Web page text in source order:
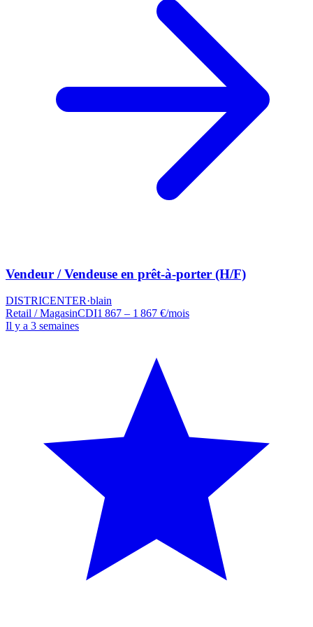
Vendeur / Vendeuse en prêt-à-porter (H/F)
DISTRICENTER·blain
Retail / MagasinCDI1 867 – 1 867 €/mois
Il y a 3 semaines